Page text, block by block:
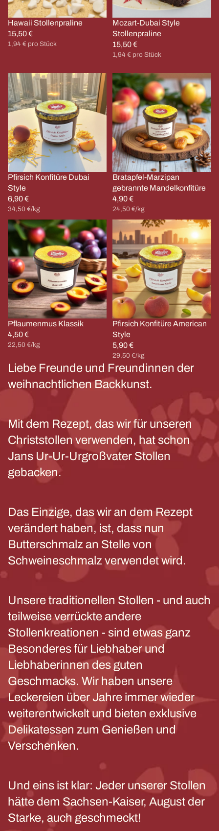
Hawaii Stollenpraline
15,50 €
Grundpreis
1,94 € pro Stück
Mozart-Dubai Style
Stollenpraline
15,50 €
Grundpreis
1,94 € pro Stück
Pfirsich
Konfitüre
Dubai
Style
Pfirsich Konfitüre Dubai
Style
6,90 €
Grundpreis
34,50 €/kg
Bratapfel-
Marzipan
gebrannte
Mandelkonfitüre
Bratapfel-Marzipan
gebrannte Mandelkonfitüre
4,90 €
Grundpreis
24,50 €/kg
Pflaumenmus
Klassik
Pflaumenmus Klassik
4,50 €
Grundpreis
22,50 €/kg
Pfirsich
Konfitüre
American
Style
Pfirsich Konfitüre American
Style
5,90 €
Grundpreis
29,50 €/kg
Liebe Freunde und Freundinnen der
weihnachtlichen Backkunst.
Mit dem Rezept, das wir für unseren
Christstollen verwenden, hat schon
Jans Ur-Ur-Urgroßvater Stollen
gebacken.
Das Einzige, das wir an dem Rezept
verändert haben, ist, dass nun
Butterschmalz an Stelle von
Schweineschmalz verwendet wird.
Unsere traditionellen Stollen - und auch
teilweise verrückte andere
Stollenkreationen - sind etwas ganz
Besonderes für Liebhaber und
Liebhaberinnen des guten
Geschmacks. Wir haben unsere
Leckereien über Jahre immer wieder
weiterentwickelt und bieten exklusive
Delikatessen zum Genießen und
Verschenken.
Und eins ist klar: Jeder unserer Stollen
hätte dem Sachsen-Kaiser, August der
Starke, auch geschmeckt!